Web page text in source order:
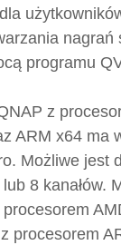
nagrań
programu
z
ARM x64 ma
Możliwe jest
8 kanałów.
procesorem